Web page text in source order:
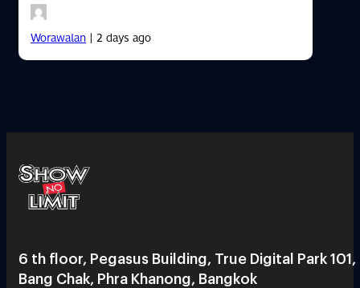
Worawalan| 2 days ago
6 th floor, Pegasus Building, True Digital Park 101,
Bang Chak, Phra Khanong, Bangkok